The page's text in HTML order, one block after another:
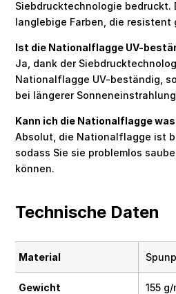
Siebdrucktechnologie bedruckt.
langlebige Farben, die resistent
Ist die Nationalflagge UV-
Ja, dank der
Nationalflagge UV-beständig,
bei längerer
Kann ich die Nationalflagge
Absolut, die Nationalflagge ist
sodass Sie sie problemlos
können.
Technische Daten
Material
Gewicht 155 g/